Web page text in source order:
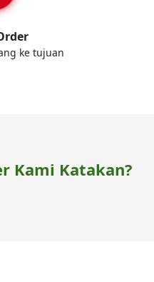
ke tujuan
Kami Katakan?